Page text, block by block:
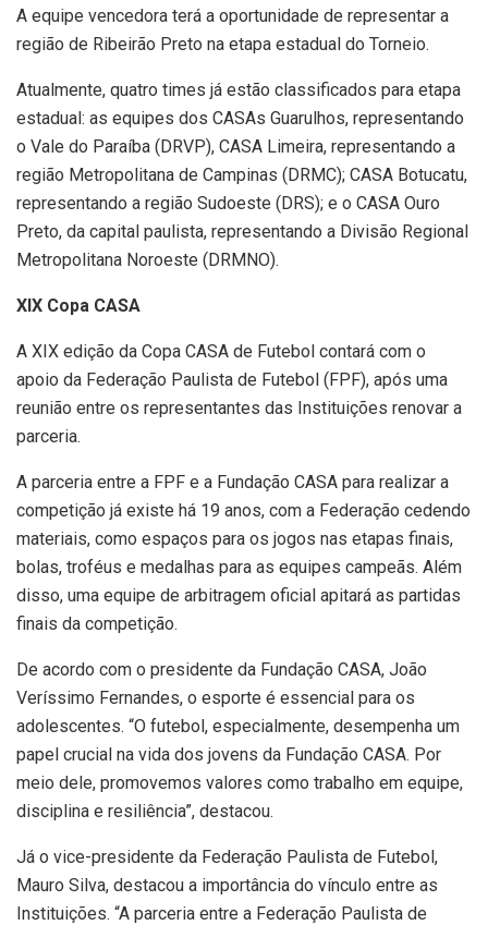
A equipe vencedora terá a oportunidade de representar a
região de Ribeirão Preto na etapa estadual do Torneio.
Atualmente, quatro times já estão classificados para etapa
estadual: as equipes dos CASAs Guarulhos, representando
o Vale do Paraíba (DRVP), CASA Limeira, representando a
região Metropolitana de Campinas (DRMC); CASA Botucatu,
representando a região Sudoeste (DRS); e o CASA Ouro
Preto, da capital paulista, representando a Divisão Regional
Metropolitana Noroeste (DRMNO).
XIX Copa CASA
A XIX edição da Copa CASA de Futebol contará com o
apoio da Federação Paulista de Futebol (FPF), após uma
reunião entre os representantes das Instituições renovar a
parceria.
A parceria entre a FPF e a Fundação CASA para realizar a
competição já existe há 19 anos, com a Federação cedendo
materiais, como espaços para os jogos nas etapas finais,
bolas, troféus e medalhas para as equipes campeãs. Além
disso, uma equipe de arbitragem oficial apitará as partidas
finais da competição.
De acordo com o presidente da Fundação CASA, João
Veríssimo Fernandes, o esporte é essencial para os
adolescentes. “O futebol, especialmente, desempenha um
papel crucial na vida dos jovens da Fundação CASA. Por
meio dele, promovemos valores como trabalho em equipe,
disciplina e resiliência”, destacou.
Já o vice-presidente da Federação Paulista de Futebol,
Mauro Silva, destacou a importância do vínculo entre as
Instituições. “A parceria entre a Federação Paulista de